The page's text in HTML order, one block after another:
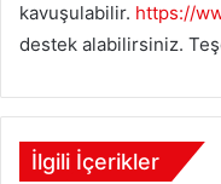
kavuşulabilir. https://
destek alabilirsiniz.
İlgili İçerikler